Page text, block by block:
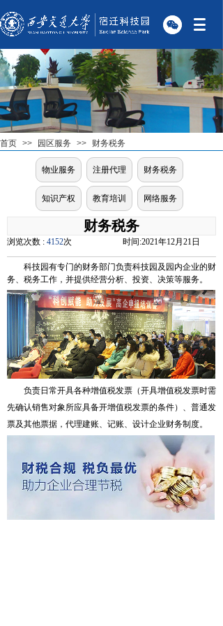
物业服务 注册代理 财务税务
知识产权 教育培训 网络服务
首页 >> 园区服务 >> 财务税务
浏览次数 : 4152次 时间:2021年12月21日
财务税务
科技园有专门的财务部门负责科技园及园内企业的财
务、税务工作，并提供经营分析、投资、决策等服务。
负责日常开具各种增值税发票（开具增值税发票时需
先确认销售对象所应具备开增值税发票的条件）、普通发
票及其他票据，代理建账、记账、设计企业财务制度。